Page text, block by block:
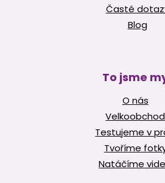
Časté
Blog
To jsme
O nás
Velkoobchod
Testujeme v
Tvoříme
Natáčíme